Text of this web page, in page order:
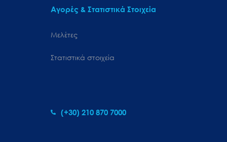
Αγορές & Στατιστικά Στοιχεία
Μελέτες
Στατιστικά στοιχεία
(+30) 210 870 7000